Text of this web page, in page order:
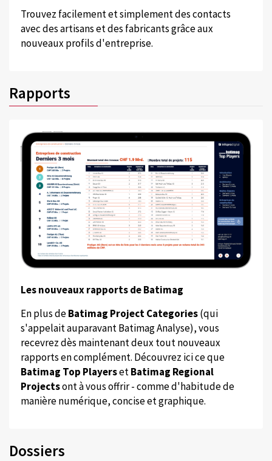
Trouvez facilement et simplement des contacts
avec des artisans et des fabricants grâce aux
nouveaux profils d'entreprise.
Rapports
Les nouveaux rapports de Batimag
En plus deBatimag Project Categories(qui
s'appelait auparavant Batimag Analyse), vous
recevrez dès maintenant deux tout nouveaux
rapports en complément. Découvrez ici ce que
Batimag Top PlayersetBatimag Regional
Projectsont à vous offrir - comme d'habitude de
manière numérique, concise et graphique.
Dossiers